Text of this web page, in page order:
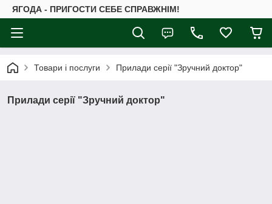
ЯГОДА - ПРИГОСТИ СЕБЕ СПРАВЖНІМ!
Товари і послуги Прилади серії "Зручний доктор"
Прилади серії "Зручний доктор"